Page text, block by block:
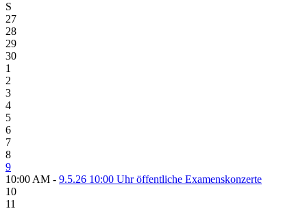
S
27
28
29
30
1
2
3
4
5
6
7
8
9
10:00 AM - 9.5.26 10:00 Uhr öffentliche Examenskonzerte
10
11